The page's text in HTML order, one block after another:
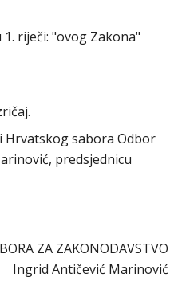
riječi: "ovog Zakona"
Hrvatskog sabora Odbor
predsjednicu
ZA ZAKONODAVSTVO
Ingrid Antičević Marinović